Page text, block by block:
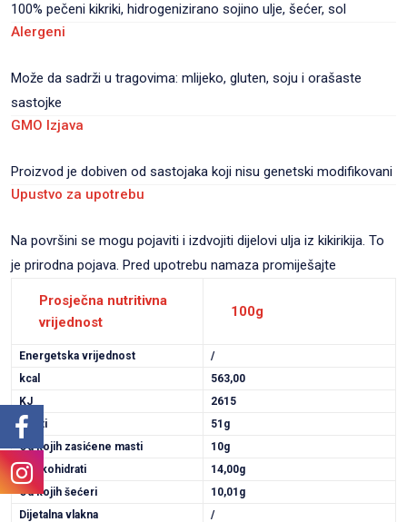
100% pečeni kikriki, hidrogenizirano sojino ulje, šećer, sol
Alergeni
Može da sadrži u tragovima: mlijeko, gluten, soju i orašaste
sastojke
GMO Izjava
Proizvod je dobiven od sastojaka koji nisu genetski modifikovani
Upustvo za upotrebu
Na površini se mogu pojaviti i izdvojiti dijelovi ulja iz kikirikija. To
je prirodna pojava. Pred upotrebu namaza promiješajte
Prosječna nutritivna
vrijednost
100g
Energetska vrijednost
/
kcal
563,00
KJ
2615
Masti
51g
Od kojih zasićene masti
10g
Ugljikohidrati
14,00g
Od kojih šećeri
10,01g
Dijetalna vlakna
/